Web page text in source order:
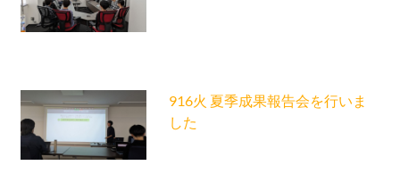
916火 夏季成果報告会を行いま
した